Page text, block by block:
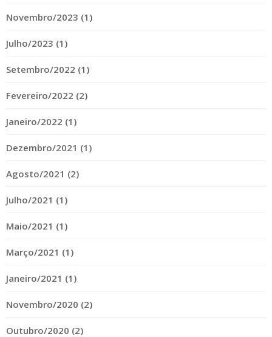
Novembro/2023 (1)
Julho/2023 (1)
Setembro/2022 (1)
Fevereiro/2022 (2)
Janeiro/2022 (1)
Dezembro/2021 (1)
Agosto/2021 (2)
Julho/2021 (1)
Maio/2021 (1)
Março/2021 (1)
Janeiro/2021 (1)
Novembro/2020 (2)
Outubro/2020 (2)